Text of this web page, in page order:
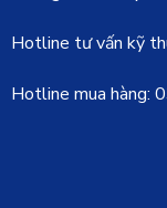
Hotline tư vấn kỹ
Hotline mua hàng: